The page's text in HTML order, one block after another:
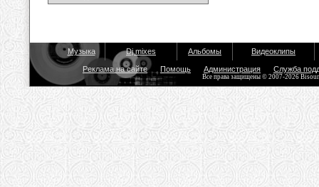
Музыка Dj mixes Альбомы Видеоклипы
Реклама на сайте Помощь Администрация Служба
Все права защищены © 2007-2026